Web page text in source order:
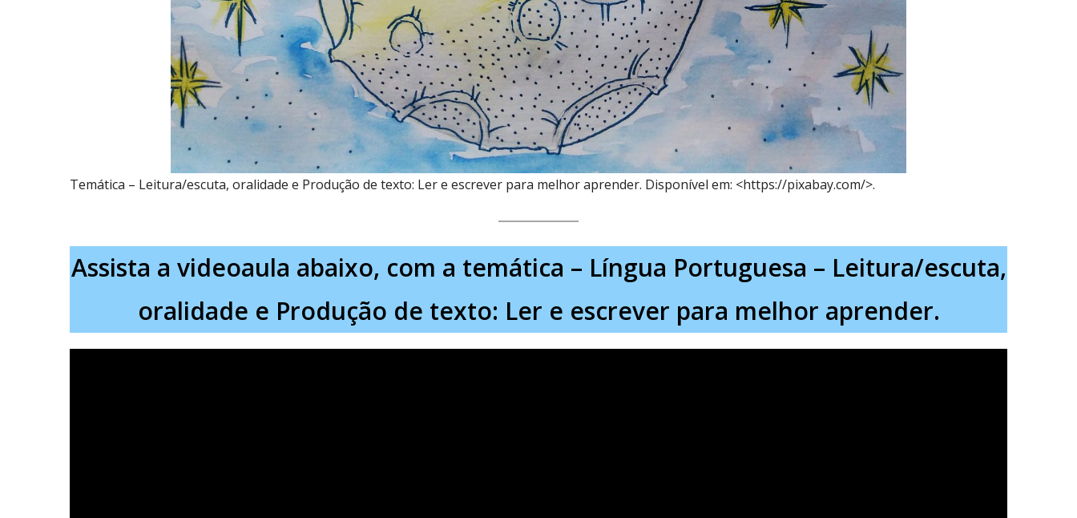
Temática – Leitura/escuta, oralidade e Produção de texto: Ler e escrever para melhor aprender. Disponível em: <https://pixabay.com/>.
Assista a videoaula abaixo, com a temática – Língua Portuguesa – Leitura/escuta,
oralidade e Produção de texto: Ler e escrever para melhor aprender.